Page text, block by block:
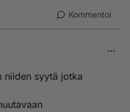
Kommentoi
niiden syytä jotka